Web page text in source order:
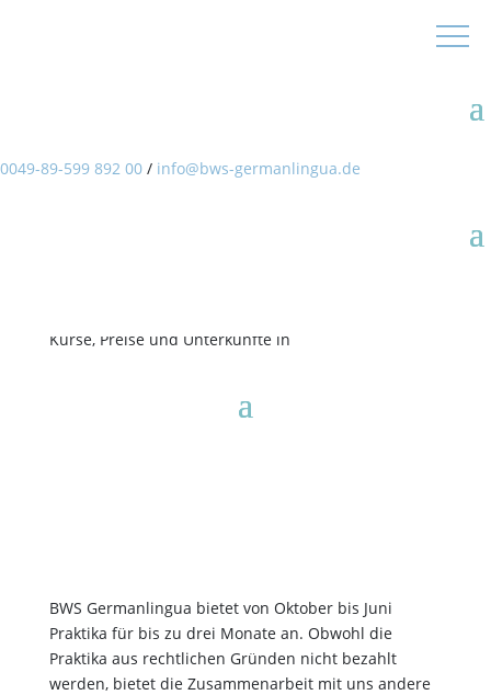
0049-89-599 892 00 / info@bws-germanlingua.de
Kurse, Preise und Unterkünfte in
BWS Germanlingua bietet von Oktober bis Juni
Praktika für bis zu drei Monate an. Obwohl die
Praktika aus rechtlichen Gründen nicht bezahlt
werden, bietet die Zusammenarbeit mit uns andere